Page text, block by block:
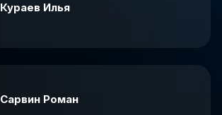
Кураев Илья
Сарвин Роман